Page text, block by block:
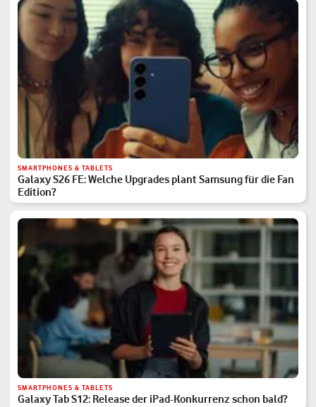
SMARTPHONES & TABLETS
Galaxy S26 FE: Welche Upgrades plant Samsung für die Fan
Edition?
SMARTPHONES & TABLETS
Galaxy Tab S12: Release der iPad-Konkurrenz schon bald?